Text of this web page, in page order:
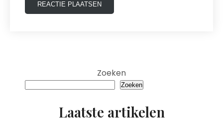
Zoeken
Zoeken
Laatste artikelen